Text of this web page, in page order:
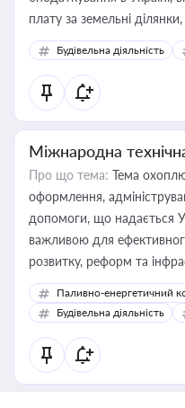
Будівельна діяльність
Міжнародна
Про що тема: Тема
оформлення,
допомоги, що надається
важливою для
розвитку, реформ та
Паливно-енергетичний
Будівельна діяльність